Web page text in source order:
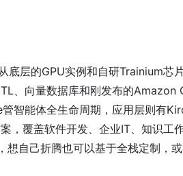
底层的GPU实例和自研Trainium芯
、向量数据库和刚发布的Amazon
智能体全生命周期，应用层则有
，覆盖软件开发、企业IT、知识工
自己折腾也可以基于全栈定制，